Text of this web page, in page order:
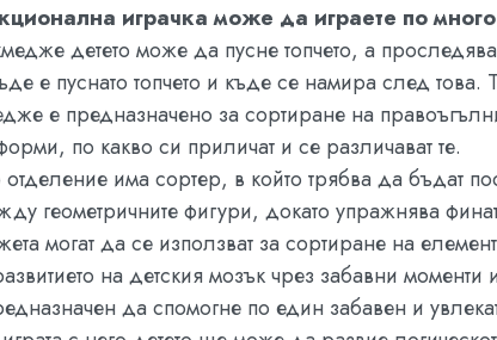
играчка може да играете по
детето може да пусне топчето, а
е пуснато топчето и къде се намира след
е предназначено за сортиране на
по какво си приличат и се различават те.
има сортер, в който трябва да бъдат
геометричните фигури, докато упражнява
могат да се използват за сортиране на
на детския мозък чрез забавни моменти
да спомогне по един забавен и